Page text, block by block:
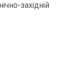
західній